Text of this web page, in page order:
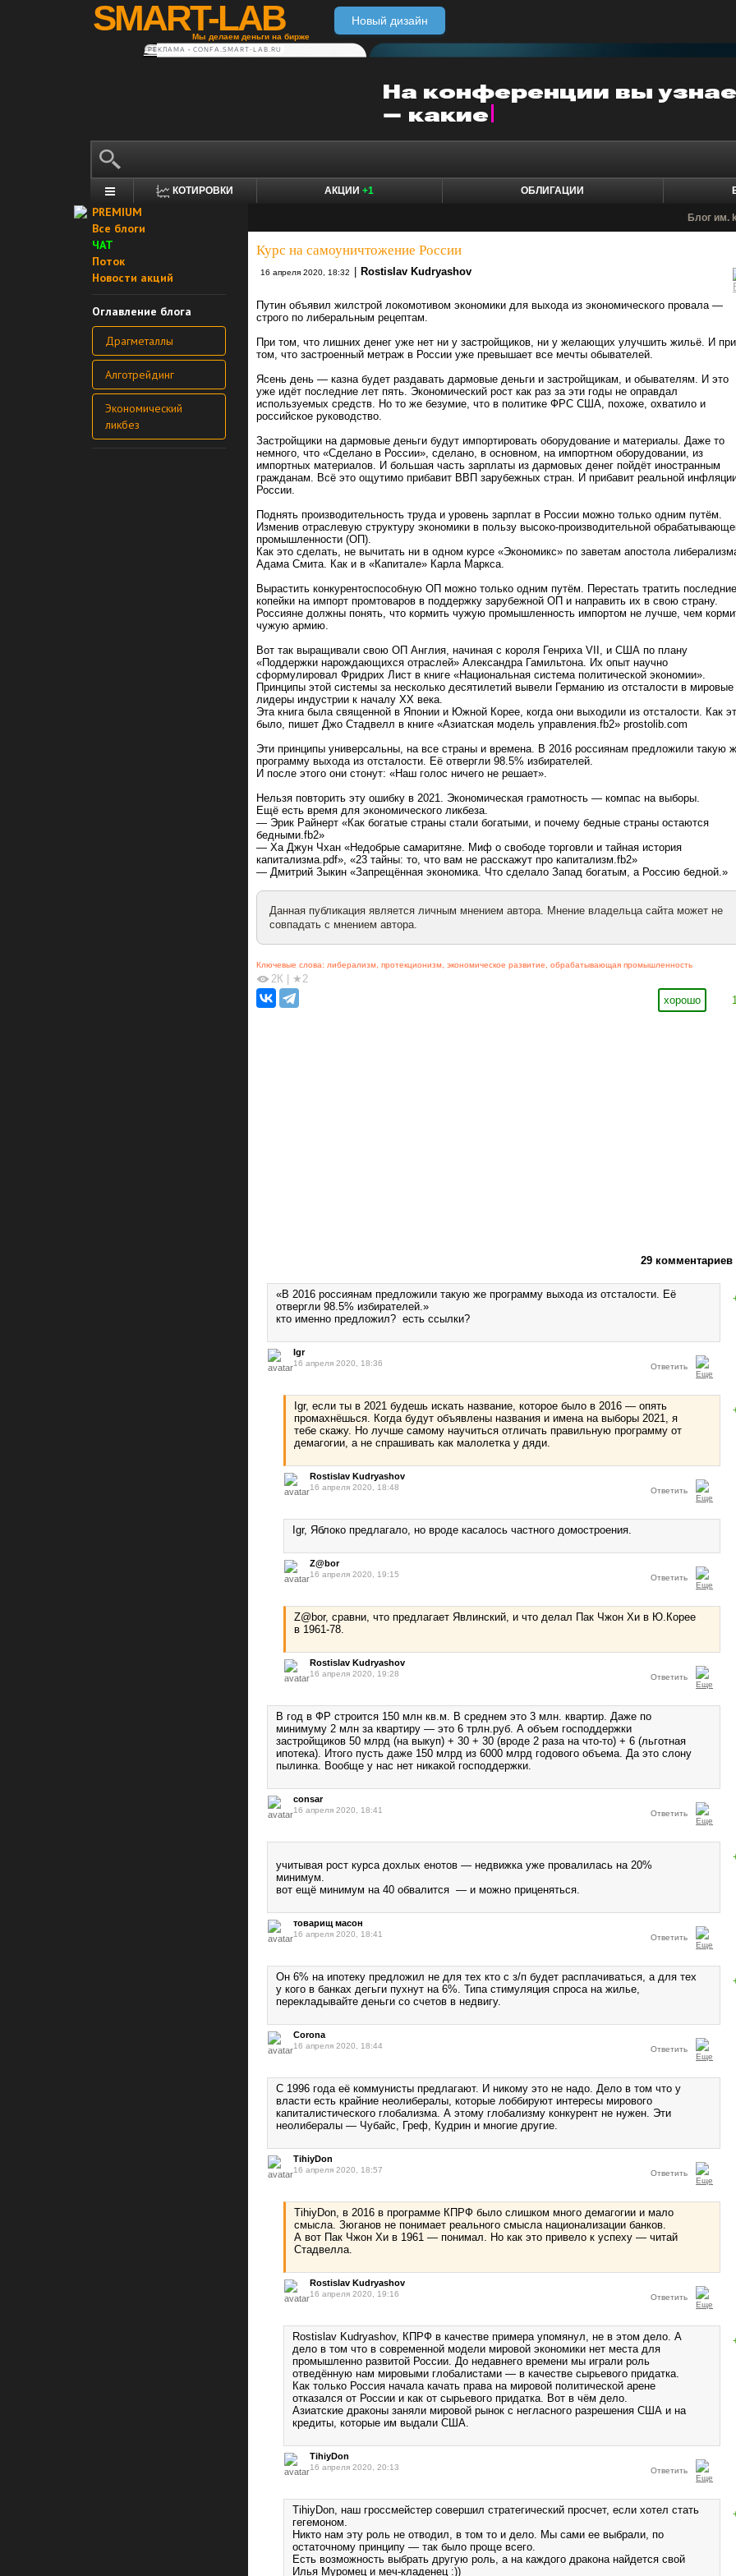
SMART-LAB
Мы делаем деньги на бирже
Новый дизайн
РЕКЛАМА • CONFA.SMART-LAB.RU
КОТИРОВКИ АКЦИИ +1 ОБЛИГАЦИИ
PREMIUM
Все блоги
ЧАТ
Поток
Новости акций
Оглавление блога
Драгметаллы
Алготрейдинг
Экономический
ликбез
Блог им.
Курс на самоуничтожение России
16 апреля 2020, 18:32 Rostislav Kudryashov
Путин объявил жилстрой локомотивом экономики для выхода из экономического провала —
строго по либеральным рецептам.
При том, что лишних денег уже нет ни у застройщиков, ни у желающих улучшить жильё. И при
том, что застроенный метраж в России уже превышает все мечты обывателей.
Ясень день — казна будет раздавать дармовые деньги и застройщикам, и обывателям. И это
уже идёт последние лет пять. Экономический рост как раз за эти годы не оправдал
используемых средств. Но то же безумие, что в политике ФРС США, похоже, охватило и
российское руководство.
Застройщики на дармовые деньги будут импортировать оборудование и материалы. Даже то
немного, что «Сделано в России», сделано, в основном, на импортном оборудовании, из
импортных материалов. И большая часть зарплаты из дармовых денег пойдёт иностранным
гражданам. Всё это ощутимо прибавит ВВП зарубежных стран. И прибавит реальной
России.
Поднять производительность труда и уровень зарплат в России можно только одним путём.
Изменив отраслевую структуру экономики в пользу высоко-производительной
промышленности (ОП).
Как это сделать, не вычитать ни в одном курсе «Экономикс» по заветам апостола
Адама Смита. Как и в «Капитале» Карла Маркса.
Вырастить конкурентоспособную ОП можно только одним путём. Перестать тратить последние
копейки на импорт промтоваров в поддержку зарубежной ОП и направить их в свою страну.
Россияне должны понять, что кормить чужую промышленность импортом не лучше, чем
чужую армию.
Вот так выращивали свою ОП Англия, начиная с короля Генриха VII, и США по плану
«Поддержки нарождающихся отраслей» Александра Гамильтона. Их опыт научно
сформулировал Фридрих Лист в книге «Национальная система политической экономии».
Принципы этой системы за несколько десятилетий вывели Германию из отсталости в мировые
лидеры индустрии к началу XX века.
Эта книга была священной в Японии и Южной Корее, когда они выходили из отсталости. Как
было, пишет Джо Стадвелл в книге «Азиатская модель управления.fb2» prostolib.com
Эти принципы универсальны, на все страны и времена. В 2016 россиянам предложили такую
программу выхода из отсталости. Её отвергли 98.5% избирателей.
И после этого они стонут: «Наш голос ничего не решает».
Нельзя повторить эту ошибку в 2021. Экономическая грамотность — компас на выборы.
Ещё есть время для экономического ликбеза.
— Эрик Райнерт «Как богатые страны стали богатыми, и почему бедные страны остаются
бедными.fb2»
— Ха Джун Чхан «Недобрые самаритяне. Миф о свободе торговли и тайная история
капитализма.pdf», «23 тайны: то, что вам не расскажут про капитализм.fb2»
— Дмитрий Зыкин «Запрещённая экономика. Что сделало Запад богатым, а Россию бедной.»
Данная публикация является личным мнением автора. Мнение владельца сайта может не
совпадать с мнением автора.
Ключевые слова: либерализм, протекционизм, экономическое развитие, обрабатывающая промышленность
2К
★2
хорошо
29 комментариев
«В 2016 россиянам предложили такую же программу выхода из отсталости. Её
отвергли 98.5% избирателей.»
кто именно предложил? есть ссылки?
Igr
16 апреля 2020, 18:36 Ответить
Igr, если ты в 2021 будешь искать название, которое было в 2016 — опять
промахнёшься. Когда будут объявлены названия и имена на выборы 2021, я
тебе скажу. Но лучше самому научиться отличать правильную программу от
демагогии, а не спрашивать как малолетка у дяди.
Rostislav Kudryashov
16 апреля 2020, 18:48 Ответить
Igr, Яблоко предлагало, но вроде касалось частного домостроения.
Z@bor
16 апреля 2020, 19:15 Ответить
Z@bor, сравни, что предлагает Явлинский, и что делал Пак Чжон Хи в Ю.Корее
в 1961-78.
Rostislav Kudryashov
16 апреля 2020, 19:28 Ответить
В год в ФР строится 150 млн кв.м. В среднем это 3 млн. квартир. Даже по
минимуму 2 млн за квартиру — это 6 трлн.руб. А объем господдержки
застройщиков 50 млрд (на выкуп) + 30 + 30 (вроде 2 раза на что-то) + 6 (льготная
ипотека). Итого пусть даже 150 млрд из 6000 млрд годового объема. Да это слону
пылинка. Вообще у нас нет никакой господдержки.
consar
16 апреля 2020, 18:41 Ответить
учитывая рост курса дохлых енотов — недвижка уже провалилась на 20%
минимум.
вот ещё минимум на 40 обвалится — и можно приценяться.
товарищ масон
16 апреля 2020, 18:41 Ответить
Он 6% на ипотеку предложил не для тех кто с з/п будет расплачиваться, а для тех
у кого в банках дегьги пухнут на 6%. Типа стимуляция спроса на жилье,
перекладывайте деньги со счетов в недвигу.
Corona
16 апреля 2020, 18:44 Ответить
C 1996 года её коммунисты предлагают. И никому это не надо. Дело в том что у
власти есть крайние неолибералы, которые лоббируют интересы мирового
капиталистического глобализма. А этому глобализму конкурент не нужен. Эти
неолибералы — Чубайс, Греф, Кудрин и многие другие.
TihiyDon
16 апреля 2020, 18:57 Ответить
TihiyDon, в 2016 в программе КПРФ было слишком много демагогии и мало
смысла. Зюганов не понимает реального смысла национализации банков.
А вот Пак Чжон Хи в 1961 — понимал. Но как это привело к успеху — читай
Стадвелла.
Rostislav Kudryashov
16 апреля 2020, 19:16 Ответить
Rostislav Kudryashov, КПРФ в качестве примера упомянул, не в этом дело. А
дело в том что в современной модели мировой экономики нет места для
промышленно развитой России. До недавнего времени мы играли роль
отведённую нам мировыми глобалистами — в качестве сырьевого придатка.
Как только Россия начала качать права на мировой политической арене
отказался от России и как от сырьевого придатка. Вот в чём дело.
Азиатские драконы заняли мировой рынок с негласного разрешения США и на
кредиты, которые им выдали США.
TihiyDon
16 апреля 2020, 20:13 Ответить
TihiyDon, наш гроссмейстер совершил стратегический просчет, если хотел стать
гегемоном.
Никто нам эту роль не отводил, в том то и дело. Мы сами ее выбрали, по
остаточному принципу — так было проще всего.
Есть возможность выбрать другую роль, а на каждого дракона найдется свой
Илья Муромец и меч-кладенец :))